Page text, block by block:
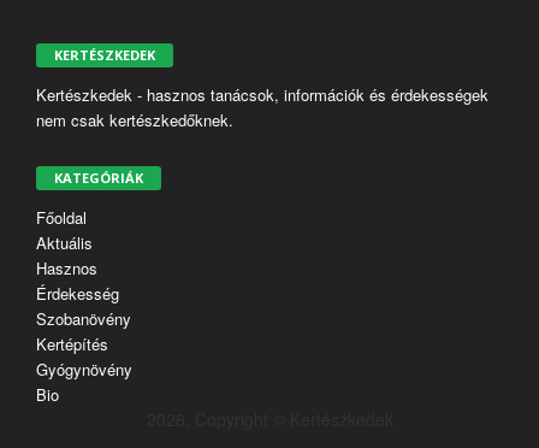
KERTÉSZKEDEK
Kertészkedek - hasznos tanácsok, információk és érdekességek
nem csak kertészkedőknek.
KATEGÓRIÁK
Főoldal
Aktuális
Hasznos
Érdekesség
Szobanövény
Kertépítés
Gyógynövény
Bio